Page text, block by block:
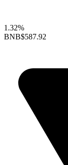
1.32%
BNB$587.92